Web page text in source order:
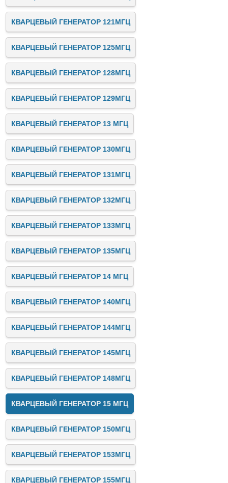
КВАРЦЕВЫЙ ГЕНЕРАТОР 121МГЦ
КВАРЦЕВЫЙ ГЕНЕРАТОР 125МГЦ
КВАРЦЕВЫЙ ГЕНЕРАТОР 128МГЦ
КВАРЦЕВЫЙ ГЕНЕРАТОР 129МГЦ
КВАРЦЕВЫЙ ГЕНЕРАТОР 13 МГЦ
КВАРЦЕВЫЙ ГЕНЕРАТОР 130МГЦ
КВАРЦЕВЫЙ ГЕНЕРАТОР 131МГЦ
КВАРЦЕВЫЙ ГЕНЕРАТОР 132МГЦ
КВАРЦЕВЫЙ ГЕНЕРАТОР 133МГЦ
КВАРЦЕВЫЙ ГЕНЕРАТОР 135МГЦ
КВАРЦЕВЫЙ ГЕНЕРАТОР 14 МГЦ
КВАРЦЕВЫЙ ГЕНЕРАТОР 140МГЦ
КВАРЦЕВЫЙ ГЕНЕРАТОР 144МГЦ
КВАРЦЕВЫЙ ГЕНЕРАТОР 145МГЦ
КВАРЦЕВЫЙ ГЕНЕРАТОР 148МГЦ
КВАРЦЕВЫЙ ГЕНЕРАТОР 15 МГЦ
КВАРЦЕВЫЙ ГЕНЕРАТОР 150МГЦ
КВАРЦЕВЫЙ ГЕНЕРАТОР 153МГЦ
КВАРЦЕВЫЙ ГЕНЕРАТОР 155МГЦ